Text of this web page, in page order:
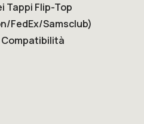
Tappi Flip-Top
FedEx/Samsclub)
Compatibilità